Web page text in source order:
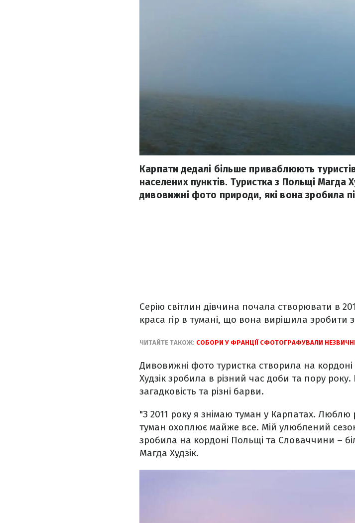
Карпати дедалі більше приваблюють
населених пунктів. Туристка з Польщі Магда
дивовижні фото природи, які вона зробила
Серію світлин дівчина почала створювати в
краса гір в тумані, що вона вирішила зробити
ЧИТАЙТЕ ТАКОЖ: СОБОРИ У ФРАНЦІЇ СФОТОГРАФУВАЛИ
Дивовижні фото туристка створила на
Худзік зробила в різний час доби та пору
загадковість та різні барви.
"З 2011 року я знімаю туман у Карпатах.
туман охоплює майже все. Мій улюблений
зробила на кордоні Польщі та Словаччини –
Магда Худзік.